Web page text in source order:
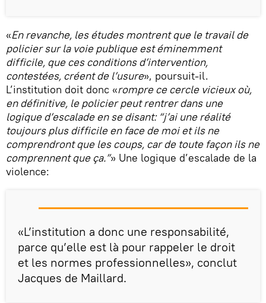
«En revanche, les études montrent que le travail de
policier sur la voie publique est éminemment
difficile, que ces conditions d’intervention,
contestées, créent de l’usure», poursuit-il.
L’institution doit donc «rompre ce cercle vicieux où,
en définitive, le policier peut rentrer dans une
logique d’escalade en se disant: “j’ai une réalité
toujours plus difficile en face de moi et ils ne
comprendront que les coups, car de toute façon ils ne
comprennent que ça.”» Une logique d’escalade de la
violence:
«L’institution a donc une responsabilité,
parce qu’elle est là pour rappeler le droit
et les normes professionnelles», conclut
Jacques de Maillard.